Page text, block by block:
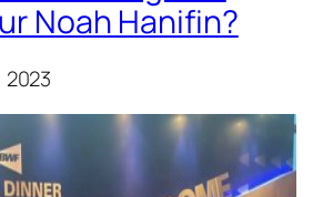
Noah Hanifin?
2023